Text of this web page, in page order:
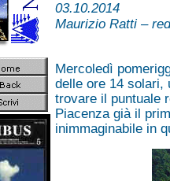
03.10.2014
Maurizio Ratti –
Mercoledì
delle ore 14 solari,
trovare il puntuale
Piacenza già il
inimmaginabile in